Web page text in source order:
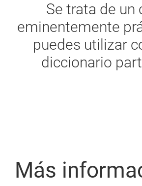
Se trata de un
eminentemente
puedes utilizar
diccionario
Más